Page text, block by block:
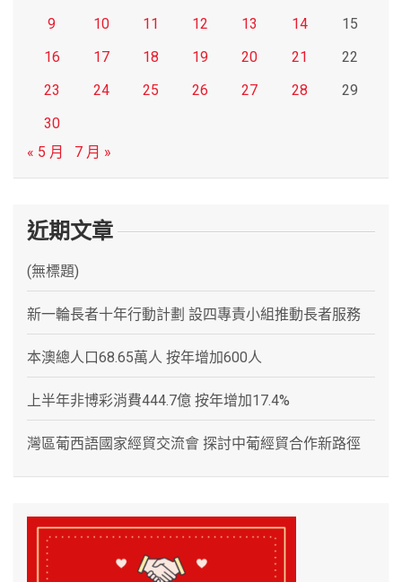
9
10 11 12 13 14
15
16
17 18 19 20 21
22
23
24 25 26 27 28
29
30
« 5 月
7 月 »
近期文章
(無標題)
新一輪長者十年行動計劃 設四專責小組推動長者服務
本澳總人口68.65萬人 按年增加600人
上半年非博彩消費444.7億 按年增加17.4%
灣區葡西語國家經貿交流會 探討中葡經貿合作新路徑